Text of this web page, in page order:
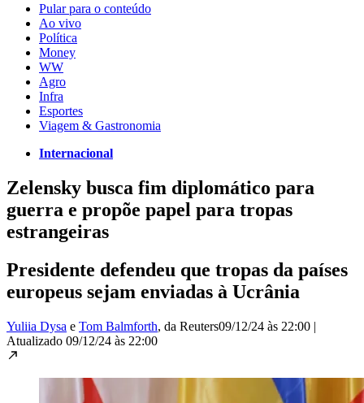
Pular para o conteúdo
Ao vivo
Política
Money
WW
Agro
Infra
Esportes
Viagem & Gastronomia
Internacional
Zelensky busca fim diplomático para
guerra e propõe papel para tropas
estrangeiras
Presidente defendeu que tropas da países
europeus sejam enviadas à Ucrânia
Yuliia Dysa e Tom Balmforth, da Reuters09/12/24 às 22:00 |
Atualizado 09/12/24 às 22:00